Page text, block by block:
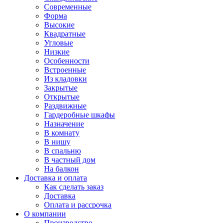
Современные
Форма
Высокие
Квадратные
Угловые
Низкие
Особенности
Встроенные
Из кладовки
Закрытые
Открытые
Раздвижные
Гардеробные шкафы
Назначение
В комнату
В нишу
В спальню
В частный дом
На балкон
Доставка и оплата
Как сделать заказ
Доставка
Оплата и рассрочка
О компании